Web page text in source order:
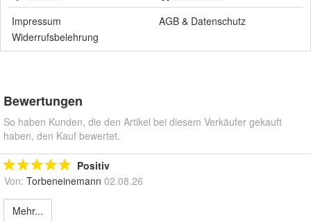
Impressum
AGB & Datenschutz
Widerrufsbelehrung
Bewertungen
So haben Kunden, die den Artikel bei diesem Verkäufer gekauft
haben, den Kauf bewertet.
Positiv
Von: Torbeneinemann 02.08.26
Mehr...